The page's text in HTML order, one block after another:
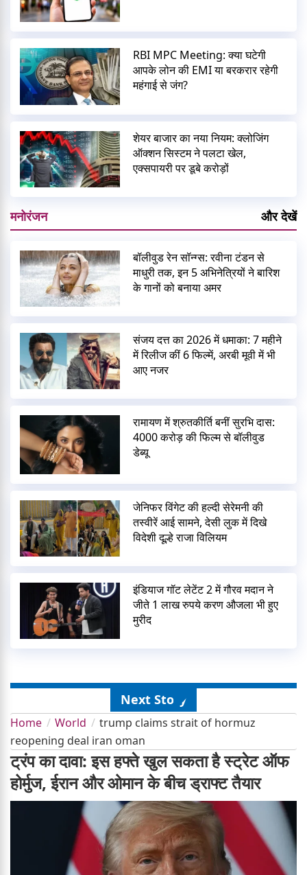
RBI MPC Meeting: क्या घटेगी
आपके लोन की EMI या बरकरार रहेगी
महंगाई से जंग?
शेयर बाजार का नया नियम: क्लोजिंग
ऑक्शन सिस्टम ने पलटा खेल,
एक्सपायरी पर डूबे करोड़ों
मनोरंजन और देखें
बॉलीवुड रेन सॉन्ग्स: रवीना टंडन से
माधुरी तक, इन 5 अभिनेत्रियों ने बारिश
के गानों को बनाया अमर
संजय दत्त का 2026 में धमाका: 7 महीने
में रिलीज कीं 6 फिल्में, अरबी मूवी में भी
आए नजर
रामायण में श्रुतकीर्ति बनीं सुरभि दास:
4000 करोड़ की फिल्म से बॉलीवुड
डेब्यू
जेनिफर विंगेट की हल्दी सेरेमनी की
तस्वीरें आई सामने, देसी लुक में दिखे
विदेशी दूल्हे राजा विलियम
इंडियाज गॉट लेटेंट 2 में गौरव मदान ने
जीते 1 लाख रुपये करण औजला भी हुए
मुरीद
Next Story
Home World
trump claims strait of hormuz
reopening deal iran oman
ट्रंप का दावा: इस हफ्ते खुल सकता है स्ट्रेट ऑफ
होर्मुज, ईरान और ओमान के बीच ड्राफ्ट तैयार